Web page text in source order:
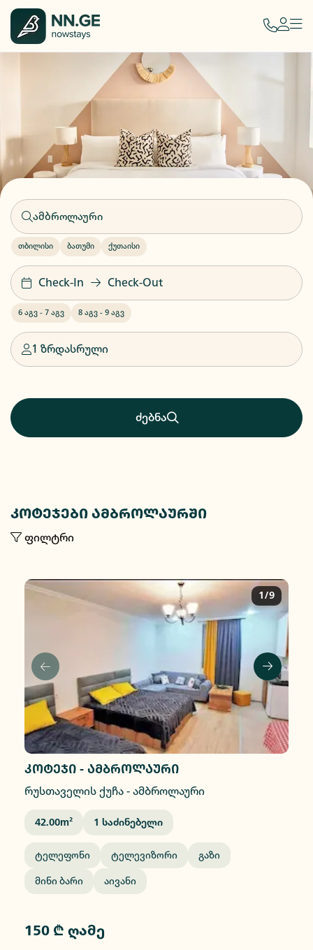
თბილისი ბათუმი ქუთაისი
Check-In Check-Out
6 აგვ - 7 აგვ 8 აგვ - 9 აგვ
1 ზრდასრული
ძებნა
კოტეჯები ამბროლაურში
ფილტრი
1/9
კოტეჯი - ამბროლაური
რუსთაველის ქუჩა - ამბროლაური
42.00M² 1 Საძინებელი
Ტელეფონი Ტელევიზორი Გაზი
Მინი Ბარი Აივანი
150 ₾ ღამე